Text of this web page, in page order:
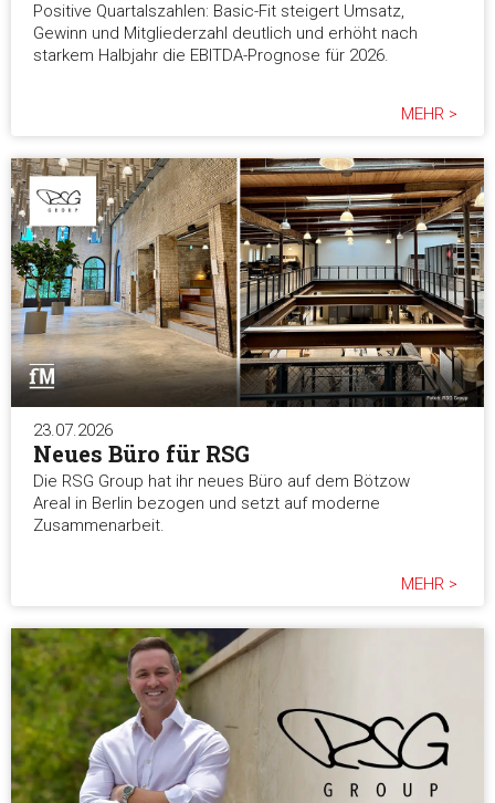
Positive Quartalszahlen: Basic-Fit steigert Umsatz,
Gewinn und Mitgliederzahl deutlich und erhöht nach
starkem Halbjahr die EBITDA-Prognose für 2026.
MEHR >
23.07.2026
Neues Büro für RSG
Die RSG Group hat ihr neues Büro auf dem Bötzow
Areal in Berlin bezogen und setzt auf moderne
Zusammenarbeit.
MEHR >